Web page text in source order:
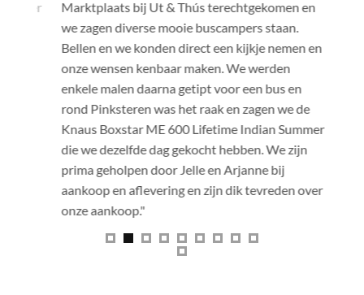
Marktplaats bij Ut & Thús terechtgekomen en
we zagen diverse mooie buscampers staan.
Bellen en we konden direct een kijkje nemen en
onze wensen kenbaar maken. We werden
enkele malen daarna getipt voor een bus en
rond Pinksteren was het raak en zagen we de
Knaus Boxstar ME 600 Lifetime Indian Summer
die we dezelfde dag gekocht hebben. We zijn
prima geholpen door Jelle en Arjanne bij
aankoop en aflevering en zijn dik tevreden over
onze aankoop."
was
mede
over te